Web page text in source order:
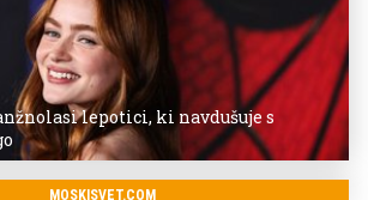
lepotici, ki navdušuje s
MOSKISVET.COM